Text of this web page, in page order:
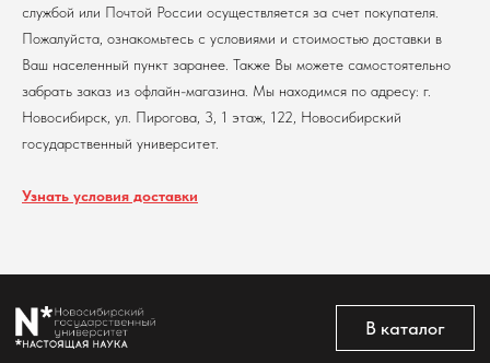
службой или Почтой России осуществляется за счет покупателя.
Пожалуйста, ознакомьтесь с условиями и стоимостью доставки в
Ваш населенный пункт заранее. Также Вы можете самостоятельно
забрать заказ из офлайн-магазина. Мы находимся по адресу: г.
Новосибирск, ул. Пирогова, 3, 1 этаж, 122, Новосибирский
государственный университет.
Узнать условия доставки
Контакты
Мерч НГУ
Политика обработки персональных данных
Согласие на обработку персональных данных
КПП 540801001